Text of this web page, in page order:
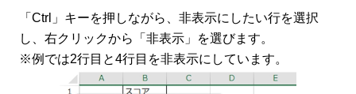
「Ctrl」キーを押しながら、非表示にしたい行を選択
し、右クリックから「非表示」を選びます。
※例では2行目と4行目を非表示にしています。